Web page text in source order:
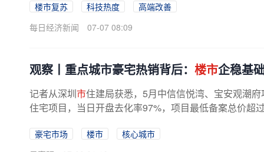
楼市复苏 科技热度
高端改善
每日经济新闻
07-07 08:09
观察丨重点城市豪宅热销背后： 楼市企稳基
记者从深圳市住建局获悉，5月中信信悦湾、宝安观潮
住宅项目，当日开盘去化率97%，项目最低备案总价超
豪宅市场 楼市
核心城市